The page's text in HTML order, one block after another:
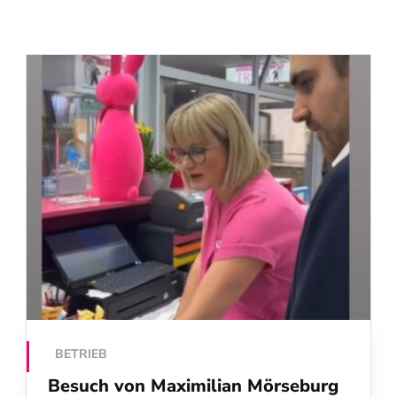
BETRIEB
Besuch von Maximilian Mörseburg